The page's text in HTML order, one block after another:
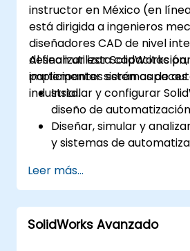
instructor en México (en
está dirigida a ingenieros
diseñadores CAD de nivel
desean utilizar SolidWorks
implementar sistemas de
industrial.
Al finalizar esta
participantes serán capaces
Instalar y configurar
diseño de
Diseñar, simular y
y sistemas de
en entornos industriales
Leer más...
SolidWorks Avanzado